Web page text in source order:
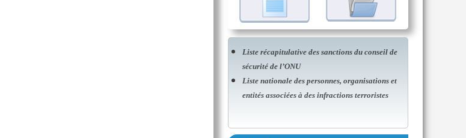
Liste récapitulative des sanctions du conseil de
sécurité de l’ONU
Liste nationale des personnes, organisations et
entités associées à des infractions terroristes